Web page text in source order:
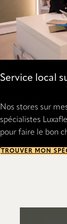
Service local
Nos stores sur
spécialistes
pour faire le bon
TROUVER MON